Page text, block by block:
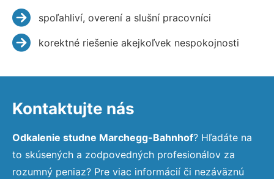
spoľahliví, overení a slušní pracovníci
korektné riešenie akejkoľvek nespokojnosti
Kontaktujte nás
Odkalenie studne Marchegg-Bahnhof? Hľadáte na
to skúsených a zodpovedných profesionálov za
rozumný peniaz? Pre viac informácií či nezáväznú